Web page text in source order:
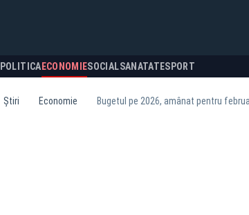
POLITICA ECONOMIESOCIALSANATATESPORT
Știri Economie Bugetul pe 2026, amânat pentru